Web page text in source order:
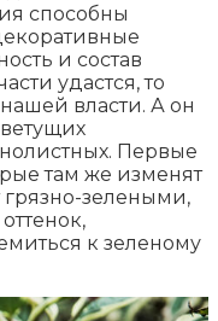
способны
и состав
удастся, то
власти. А он
Первые
там же изменят
грязно-зелеными,
к зеленому